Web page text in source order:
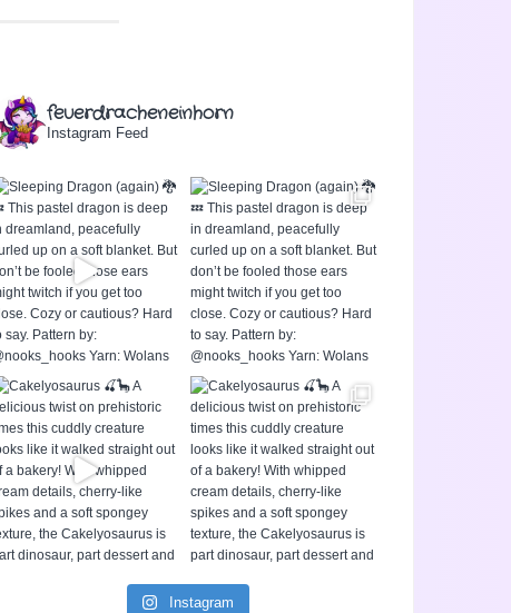
feuerdracheneinhorn
Instagram Feed
Instagram